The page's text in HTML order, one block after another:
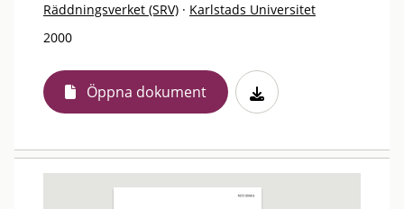
Räddningsverket (SRV) · Karlstads Universitet
2000
Öppna dokument